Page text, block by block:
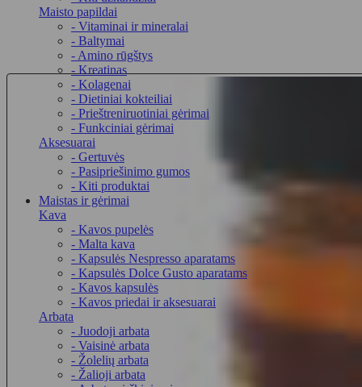
Maisto papildai
- Vitaminai ir mineralai
- Baltymai
- Amino rūgštys
- Kreatinas
- Kolagenai
- Dietiniai kokteiliai
- Prieštreniruotiniai gėrimai
- Funkciniai gėrimai
Aksesuarai
- Gertuvės
- Pasipriešinimo gumos
- Kiti produktai
Maistas ir gėrimai
Kava
- Kavos pupelės
- Malta kava
- Kapsulės Nespresso aparatams
- Kapsulės Dolce Gusto aparatams
- Kavos kapsulės
- Kavos priedai ir aksesuarai
Arbata
- Juodoji arbata
- Vaisinė arbata
- Žolelių arbata
- Žalioji arbata